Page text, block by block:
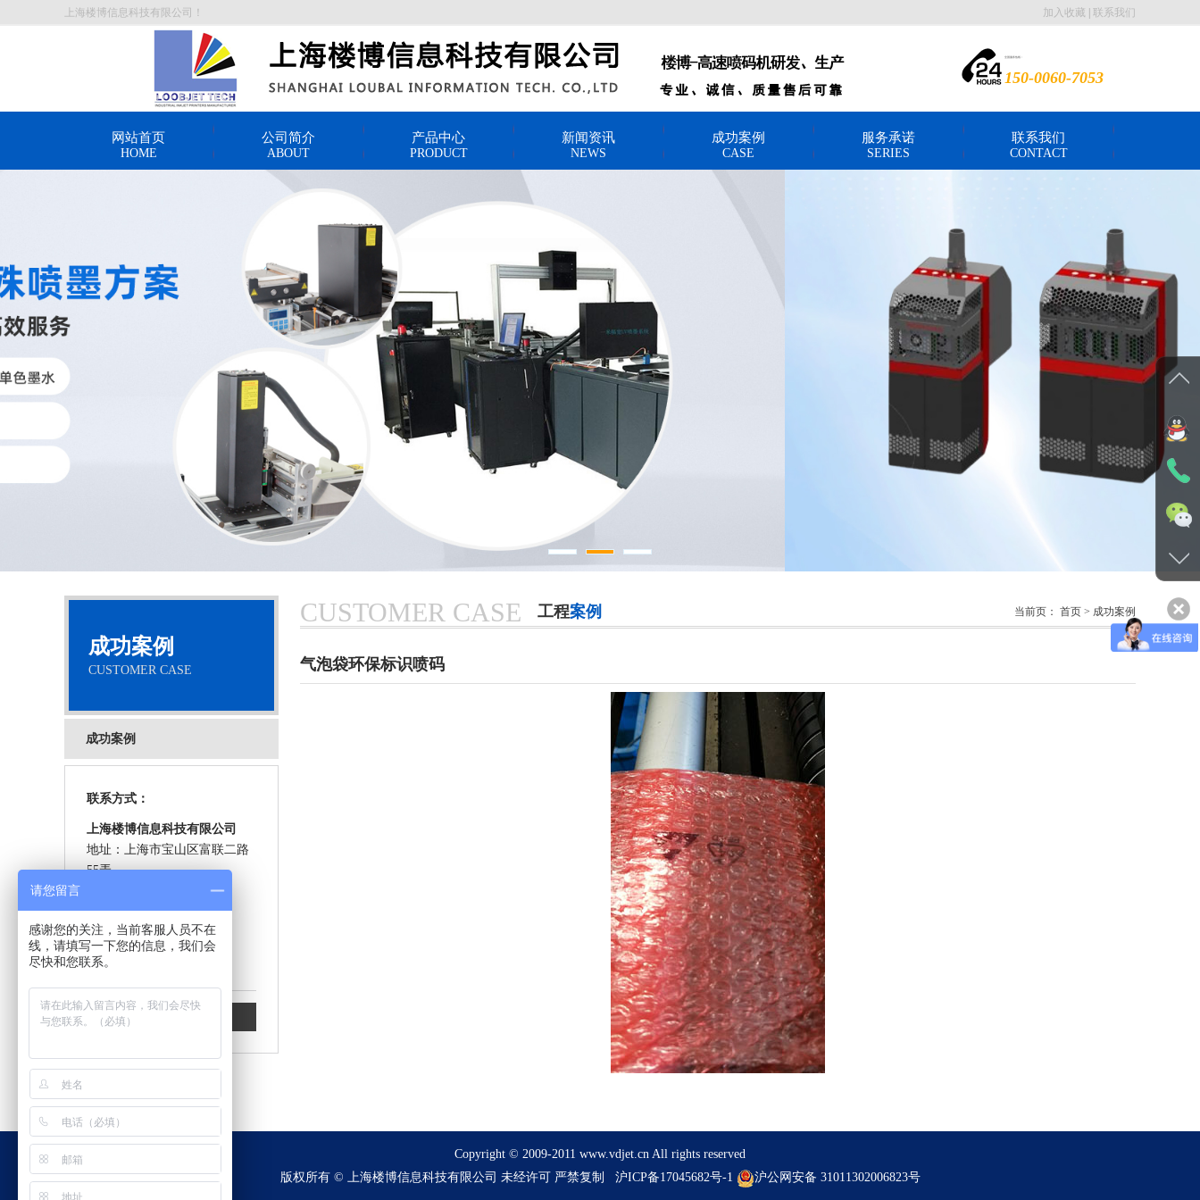
上海楼博信息科技有限公司！ 加入收藏 联系我们
全国服务热线：
150-0060-7053
网站首页
HOME
公司简介
ABOUT
产品中心
PRODUCT
新闻资讯
NEWS
成功案例
CASE
服务承诺
SERIES
联系我们
CONTACT
成功案例
CUSTOMER CASE
成功案例
联系方式：
上海楼博信息科技有限公司
地址：上海市宝山区富联二路
55弄
电话：021-36509688
手机：15000607053
网址：www.vdjet.cn
CUSTOMER CASE 工程案例 当前页： 首页 > 成功案例
气泡袋环保标识喷码
Copyright © 2009-2011 www.vdjet.cn All rights reserved
版权所有 © 上海楼博信息科技有限公司 未经许可 严禁复制 沪ICP备17045682号-1 沪公网安备 31011302006823号
请您留言
感谢您的关注，当前客服人员不在
线，请填写一下您的信息，我们会
尽快和您联系。